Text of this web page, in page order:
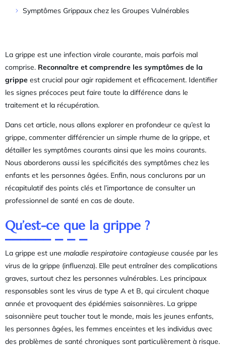
Symptômes Grippaux chez les Groupes Vulnérables
La grippe est une infection virale courante, mais parfois mal
comprise. Reconnaître et comprendre les symptômes de la
grippe est crucial pour agir rapidement et efficacement. Identifier
les signes précoces peut faire toute la différence dans le
traitement et la récupération.
Dans cet article, nous allons explorer en profondeur ce qu’est la
grippe, commenter différencier un simple rhume de la grippe, et
détailler les symptômes courants ainsi que les moins courants.
Nous aborderons aussi les spécificités des symptômes chez les
enfants et les personnes âgées. Enfin, nous conclurons par un
récapitulatif des points clés et l’importance de consulter un
professionnel de santé en cas de doute.
Qu’est-ce que la grippe ?
La grippe est une maladie respiratoire contagieuse causée par les
virus de la grippe (influenza). Elle peut entraîner des complications
graves, surtout chez les personnes vulnérables. Les principaux
responsables sont les virus de type A et B, qui circulent chaque
année et provoquent des épidémies saisonnières. La grippe
saisonnière peut toucher tout le monde, mais les jeunes enfants,
les personnes âgées, les femmes enceintes et les individus avec
des problèmes de santé chroniques sont particulièrement à risque.